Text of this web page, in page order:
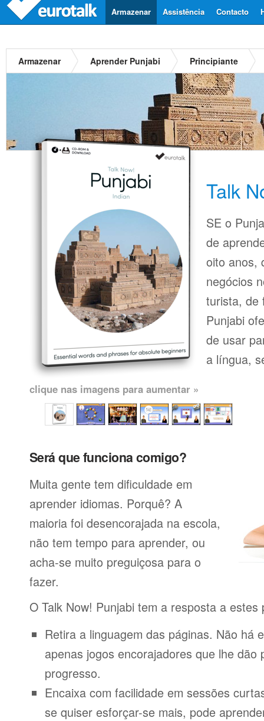
Contacto
Assistência
Armazenar
Armazenar Aprender Punjabi Principiante
Talk
SE o
de
oito anos,
negócios
turista, de
Punjabi
de usar
a língua,
clique nas imagens para aumentar »
Será que funciona comigo?
Muita gente tem dificuldade em
aprender idiomas. Porquê? A
maioria foi desencorajada na escola,
não tem tempo para aprender, ou
acha-se muito preguiçosa para o
fazer.
O Talk Now! Punjabi tem a resposta a estes
Retira a linguagem das páginas. Não há
apenas jogos encorajadores que lhe dão
progresso.
Encaixa com facilidade em sessões
se quiser esforçar-se mais, pode